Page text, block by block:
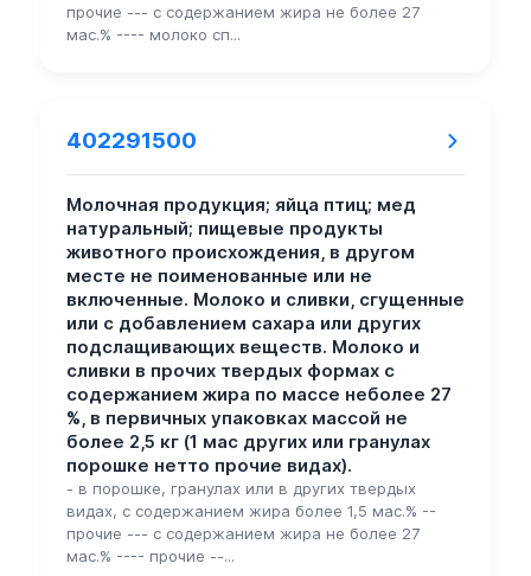
прочие --- с содержанием жира не более 27
мас.% ---- молоко сп...
402291500
Молочная продукция; яйца птиц; мед
натуральный; пищевые продукты
животного происхождения, в другом
месте не поименованные или не
включенные. Молоко и сливки, сгущенные
или с добавлением сахара или других
подслащивающих веществ. Молоко и
сливки в прочих твердых формах с
содержанием жира по массе неболее 27
%, в первичных упаковках массой не
более 2,5 кг (1 мас других или гранулах
порошке нетто прочие видах).
- в порошке, гранулах или в других твердых
видах, с содержанием жира более 1,5 мас.% --
прочие --- с содержанием жира не более 27
мас.% ---- прочие --...